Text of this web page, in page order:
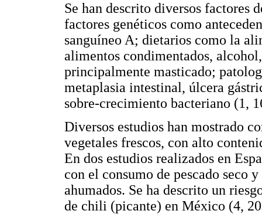
Se han descrito diversos factores
factores genéticos como
sanguíneo A; dietarios como la
alimentos condimentados,
principalmente masticado;
metaplasia intestinal, úlcera
sobre-crecimiento bacteriano (1,
Diversos estudios han mostrado
vegetales frescos, con alto
En dos estudios realizados en
con el consumo de pescado seco
ahumados. Se ha descrito un
de chili (picante) en México (4,